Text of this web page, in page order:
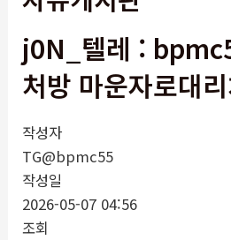
j0N_텔레 :
처방 마운자로대
작성자
TG@bpmc55
작성일
2026-05-07 04:56
조회